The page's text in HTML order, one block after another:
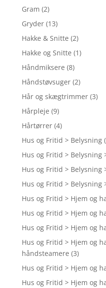
Gram (2)
Gryder (13)
Hakke & Snitte (2)
Hakke og Snitte (1)
Håndmiksere (8)
Håndstøvsuger (2)
Hår og skægtrimmer (3)
Hårpleje (9)
Hårtørrer (4)
Hus og Fritid > Belysning
Hus og Fritid > Belysning
Hus og Fritid > Belysning
Hus og Fritid > Belysning
Hus og Fritid > Hjem og
Hus og Fritid > Hjem og
Hus og Fritid > Hjem og
Hus og Fritid > Hjem og
håndsteamere (3)
Hus og Fritid > Hjem og
Hus og Fritid > Hjem og